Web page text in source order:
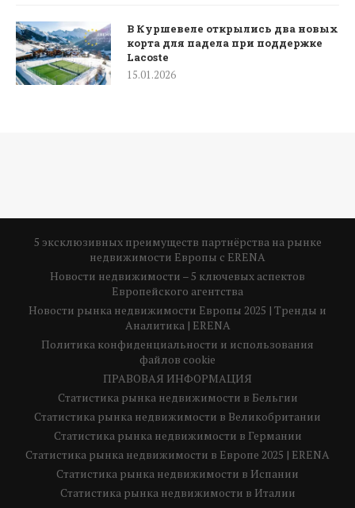
В Куршевеле открылись два новых
корта для падела при поддержке
Lacoste
15.01.2026
5 эксклюзивных преимуществ партнёрства на рынке
недвижимости Европы с ERENA
Новости недвижимости – 5 ключевых аспектов
Европейского агентства
Новости рынка недвижимости Европы 2025 | Тренды и
Аналитика | ERENA
Политика конфиденциальности и использования
файлов cookie
ПРАВОВАЯ ИНФОРМАЦИЯ
Статистика рынка недвижимости в Бельгии
Статистика рынка недвижимости в Великобритании
Статистика рынка недвижимости в Германии
Статистика рынка недвижимости в Европе 2025 | ERENA
Статистика рынка недвижимости в Испании
Статистика рынка недвижимости в Италии